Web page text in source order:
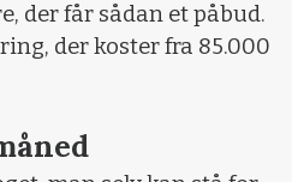
der får sådan et påbud.
der koster fra 85.000